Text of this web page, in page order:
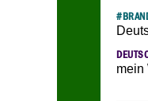
mein